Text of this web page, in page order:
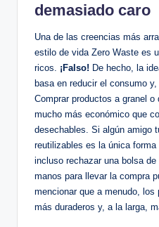
demasiado caro
Una de las creencias más
estilo de vida Zero Waste es
ricos. ¡Falso! De hecho, la
basa en reducir el consumo y,
Comprar productos a granel
mucho más económico que
desechables. Si algún amigo
reutilizables es la única
incluso rechazar una bolsa
manos para llevar la compra
mencionar que a menudo,
más duraderos y, a la larga,